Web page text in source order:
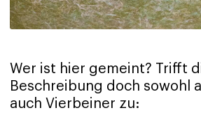
Wer ist hier gemeint? Trifft
Beschreibung doch sowohl
auch Vierbeiner zu: